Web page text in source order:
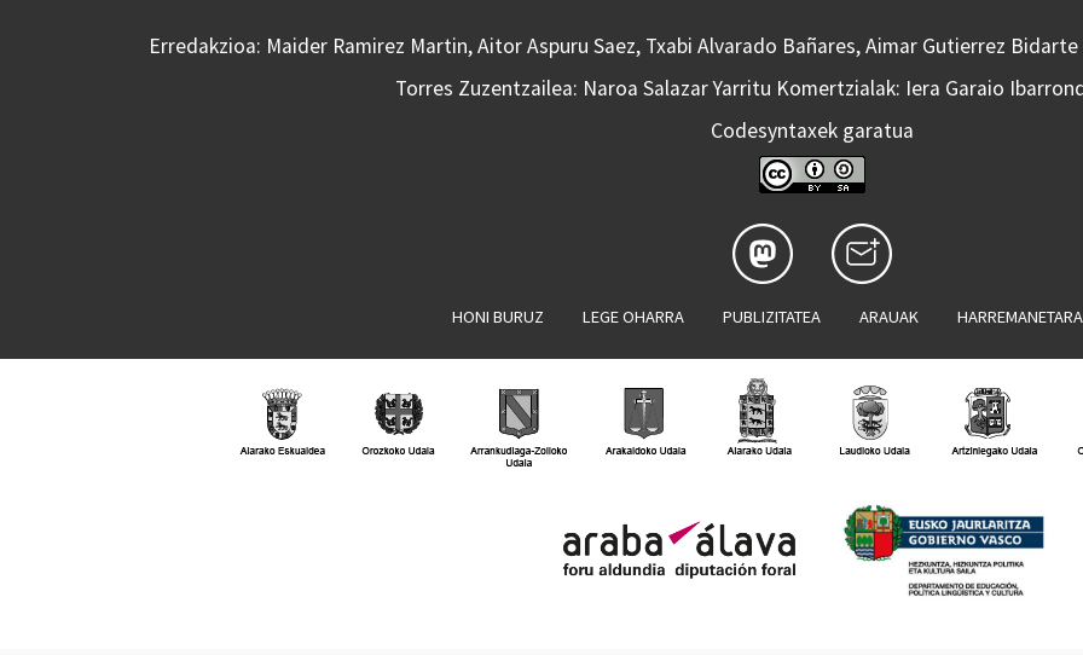
Erredakzioa: Maider Ramirez Martin, Aitor Aspuru Saez, Txabi Alvarado Bañares, Aimar Gutierrez
Torres Zuzentzailea: Naroa Salazar Yarritu Komertzialak: Iera Garaio
Codesyntaxek garatua
HONI BURUZ LEGE OHARRA PUBLIZITATEA ARAUAK